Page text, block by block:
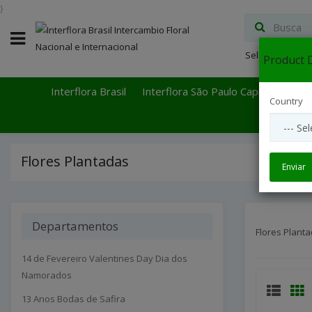
Select
Interflora Brasil Interflora São Paulo Capital
Flores Plantadas
Departamentos
14 de Fevereiro Valentines Day Dia dos
Namorados
13 Anos Bodas de Safira
Flores
}
Product
Country
Enviar